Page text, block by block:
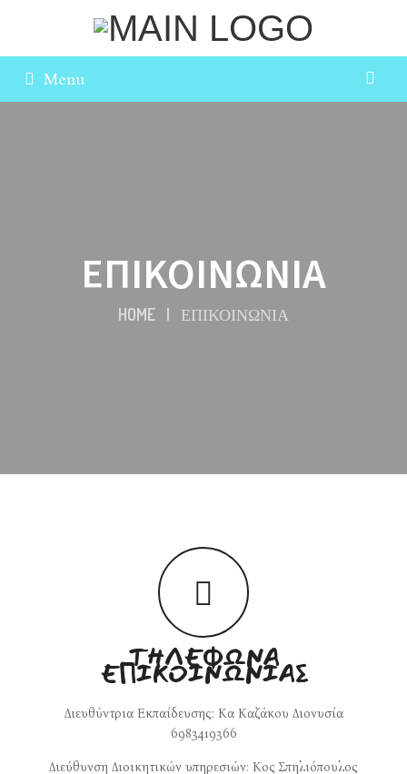
Menu
ΕΠΙΚΟΙΝΩΝΙΑ
HOME | ΕΠΙΚΟΙΝΩΝΙΑ
ΤΗΛΈΦΩΝΑ
ΕΠΙΚΟΙΝΩΝΊΑΣ
Διευθύντρια Εκπαίδευσης: Κα Καζάκου Διονυσία
6983419366
Διεύθυνση Διοικητικών υπηρεσιών: Κος Σπηλιόπουλος